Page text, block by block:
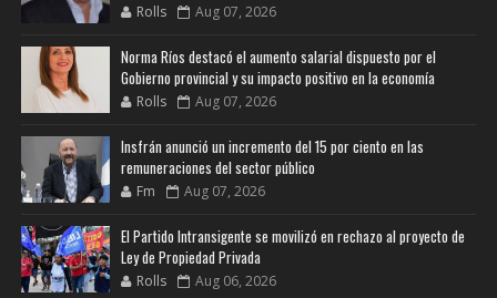
Rolls Aug 07, 2026
Norma Ríos destacó el aumento salarial dispuesto por el
Gobierno provincial y su impacto positivo en la economía
Rolls Aug 07, 2026
Insfrán anunció un incremento del 15 por ciento en las
remuneraciones del sector público
Fm Aug 07, 2026
El Partido Intransigente se movilizó en rechazo al proyecto de
Ley de Propiedad Privada
Rolls Aug 06, 2026